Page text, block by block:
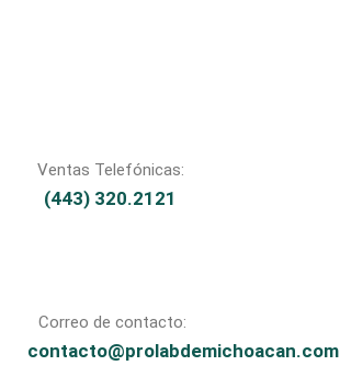
Ventas Telefónicas:
(443) 320.2121
Correo de contacto:
contacto@prolabdemichoacan.com